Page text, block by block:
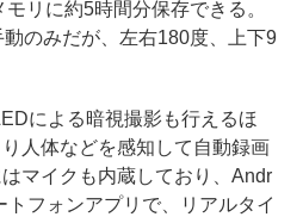
リに約5時間分保存できる。
のみだが、左右180度、上下9
による暗視撮影も行えるほ
人体などを感知して自動録画
マイクも内蔵しており、Andr
フォンアプリで、リアルタイ